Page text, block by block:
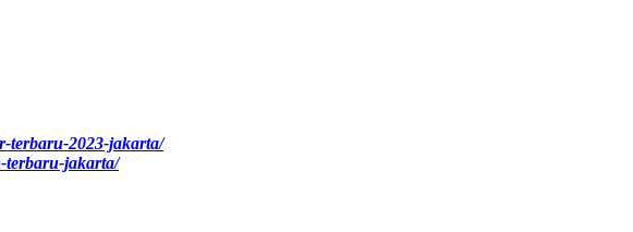
terbaru-2023-jakarta/
terbaru-jakarta/